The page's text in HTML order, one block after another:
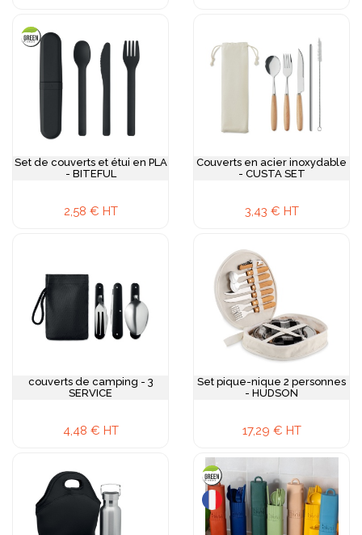
Set de couverts et étui en PLA
- BITEFUL
2,58 € HT
Couverts en acier inoxydable
- CUSTA SET
3,43 € HT
couverts de camping - 3
SERVICE
4,48 € HT
Set pique-nique 2 personnes
- HUDSON
17,29 € HT